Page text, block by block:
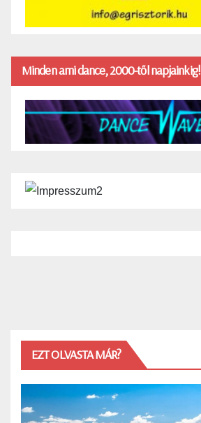
Minden ami dance, 2000-től napjainkig!
EZT OLVASTA MÁR?